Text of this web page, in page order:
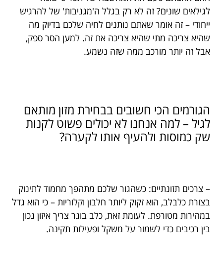
לגילאים שונים? זה לא רק בגלל ה'מגניבות' של להרגיש
ייחודי – זה אומר שאתם נותנים לחיה שלכם בדיוק מה
שהיא צריכה מתי שהיא צריכה את זה. למען הסר ספק,
אבל זה יותר מורכב ממה שזה נשמע.
הגורמים הכי חשובים בבחירת מזון מותאם
לגיל – למה אנחנו לא יכולים פשוט לקנות
שק כמוסות ולהעיף אותו לקערה?
– צרכים תזונתיים: כשהגור שלכם מתהפך מחמוד לתינוק
בצורת כלבלב, הוא זקוק ליותר חלבון וקלוריות – כי הוא גדל
במהירות מטורפת. לעומת זאת, כלב בוגר צריך איזון נכון
בין רכיבים כדי לשמור על משקל ופעילות תקינה.